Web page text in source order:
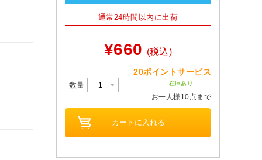
通常24時間以内に出荷
¥660 (税込)
20ポイントサービス
数量 在庫あり
お一人様10点まで